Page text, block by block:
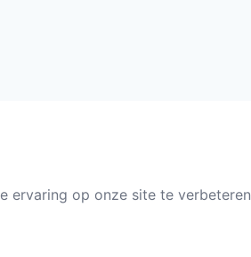
ervaring op onze site te verbeteren